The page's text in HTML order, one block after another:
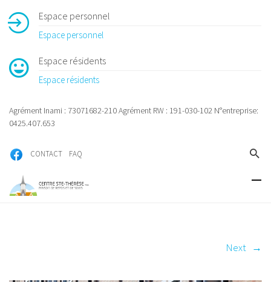
Espace personnel
Espace personnel
Espace résidents
Espace résidents
Agrément Inami : 73071682-210 Agrément RW : 191-030-102 N°entreprise:
0425.407.653
CONTACT FAQ
Next →